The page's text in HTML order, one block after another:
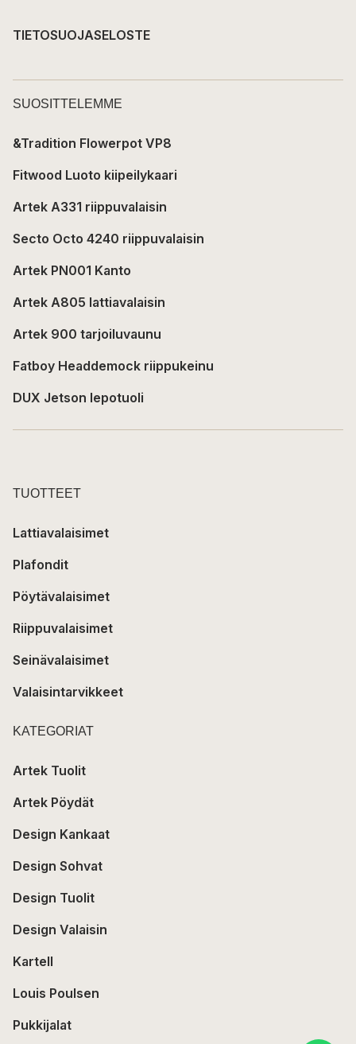
TIETOSUOJASELOSTE
SUOSITTELEMME
&Tradition Flowerpot VP8
Fitwood Luoto kiipeilykaari
Artek A331 riippuvalaisin
Secto Octo 4240 riippuvalaisin
Artek PN001 Kanto
Artek A805 lattiavalaisin
Artek 900 tarjoiluvaunu
Fatboy Headdemock riippukeinu
DUX Jetson lepotuoli
TUOTTEET
Lattiavalaisimet
Plafondit
Pöytävalaisimet
Riippuvalaisimet
Seinävalaisimet
Valaisintarvikkeet
KATEGORIAT
Artek Tuolit
Artek Pöydät
Design Kankaat
Design Sohvat
Design Tuolit
Design Valaisin
Kartell
Louis Poulsen
Pukkijalat